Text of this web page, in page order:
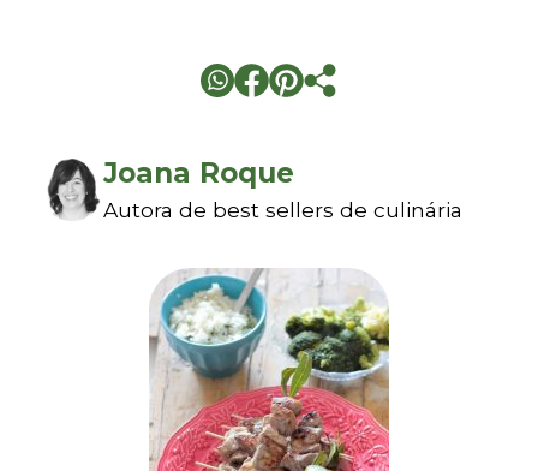
Joana Roque
Autora de best sellers de culinária